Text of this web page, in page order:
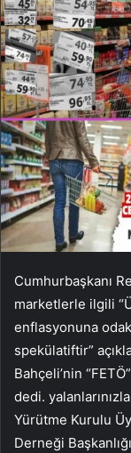
Cumhurbaşkanı
marketlerle ilgili
enflasyonuna
spekülatiftir”
Bahçeli’nin
dedi.
Yürütme Kurulu
Derneği